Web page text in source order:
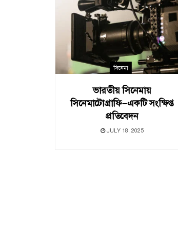
সিনেমা
ভারতীয় সিনেমায়
সিনেমাটোগ্রাফি–একটি সংক্ষিপ্ত
প্রতিবেদন
JULY 18, 2025